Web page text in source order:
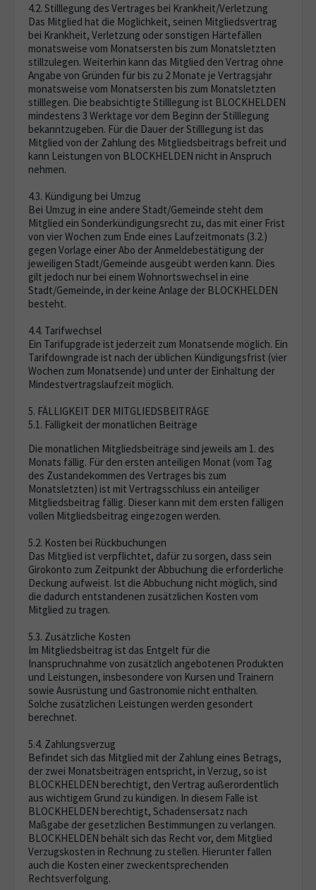
4.2. Stilllegung des Vertrages bei Krankheit/Verletzung
Das Mitglied hat die Möglichkeit, seinen Mitgliedsvertrag
bei Krankheit, Verletzung oder sonstigen Härtefällen
monatsweise vom Monatsersten bis zum Monatsletzten
stillzulegen. Weiterhin kann das Mitglied den Vertrag ohne
Angabe von Gründen für bis zu 2 Monate je Vertragsjahr
monatsweise vom Monatsersten bis zum Monatsletzten
stilllegen. Die beabsichtigte Stilllegung ist BLOCKHELDEN
mindestens 3 Werktage vor dem Beginn der Stilllegung
bekanntzugeben. Für die Dauer der Stilllegung ist das
Mitglied von der Zahlung des Mitgliedsbeitrags befreit und
kann Leistungen von BLOCKHELDEN nicht in Anspruch
nehmen.
4.3. Kündigung bei Umzug
Bei Umzug in eine andere Stadt/Gemeinde steht dem
Mitglied ein Sonderkündigungsrecht zu, das mit einer Frist
von vier Wochen zum Ende eines Laufzeitmonats (3.2.)
gegen Vorlage einer Abo der Anmeldebestätigung der
jeweiligen Stadt/Gemeinde ausgeübt werden kann. Dies
gilt jedoch nur bei einem Wohnortswechsel in eine
Stadt/Gemeinde, in der keine Anlage der BLOCKHELDEN
besteht.
4.4. Tarifwechsel
Ein Tarifupgrade ist jederzeit zum Monatsende möglich. Ein
Tarifdowngrade ist nach der üblichen Kündigungsfrist (vier
Wochen zum Monatsende) und unter der Einhaltung der
Mindestvertragslaufzeit möglich.
5. FÄLLIGKEIT DER MITGLIEDSBEITRÄGE
5.1. Fälligkeit der monatlichen Beiträge
Die monatlichen Mitgliedsbeiträge sind jeweils am 1. des
Monats fällig. Für den ersten anteiligen Monat (vom Tag
des Zustandekommen des Vertrages bis zum
Monatsletzten) ist mit Vertragsschluss ein anteiliger
Mitgliedsbeitrag fällig. Dieser kann mit dem ersten fälligen
vollen Mitgliedsbeitrag eingezogen werden.
5.2. Kosten bei Rückbuchungen
Das Mitglied ist verpflichtet, dafür zu sorgen, dass sein
Girokonto zum Zeitpunkt der Abbuchung die erforderliche
Deckung aufweist. Ist die Abbuchung nicht möglich, sind
die dadurch entstandenen zusätzlichen Kosten vom
Mitglied zu tragen.
5.3. Zusätzliche Kosten
Im Mitgliedsbeitrag ist das Entgelt für die
Inanspruchnahme von zusätzlich angebotenen Produkten
und Leistungen, insbesondere von Kursen und Trainern
sowie Ausrüstung und Gastronomie nicht enthalten.
Solche zusätzlichen Leistungen werden gesondert
berechnet.
5.4. Zahlungsverzug
Befindet sich das Mitglied mit der Zahlung eines Betrags,
der zwei Monatsbeiträgen entspricht, in Verzug, so ist
BLOCKHELDEN berechtigt, den Vertrag außerordentlich
aus wichtigem Grund zu kündigen. In diesem Falle ist
BLOCKHELDEN berechtigt, Schadensersatz nach
Maßgabe der gesetzlichen Bestimmungen zu verlangen.
BLOCKHELDEN behält sich das Recht vor, dem Mitglied
Verzugskosten in Rechnung zu stellen. Hierunter fallen
auch die Kosten einer zweckentsprechenden
Rechtsverfolgung.